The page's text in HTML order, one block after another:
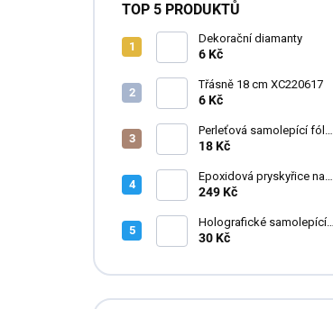
TOP 5 PRODUKTŮ
Dekorační diamanty
6 Kč
Třásně 18 cm XC220617
6 Kč
Perleťová samolepící fólie
do pryskyřice
18 Kč
Epoxidová pryskyřice na
zalévání květin FLOWERA
249 Kč
Holografické samolepící
fólie do pryskyřice
30 Kč